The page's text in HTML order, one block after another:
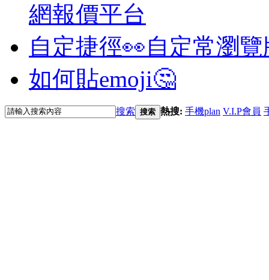
網報價平台
自定捷徑👀自定常瀏
如何貼emoji🤔
搜索 搜索 熱搜: 手機plan V.I.P會員